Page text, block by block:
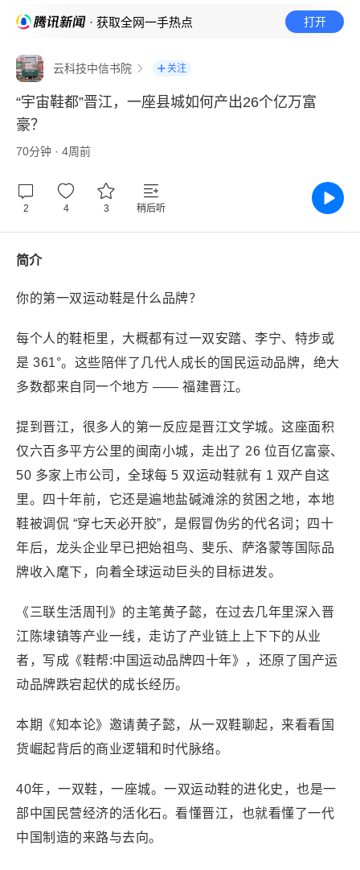
· 获取全网一手热点 打开
云科技中信书院 关注
“宇宙鞋都”晋江，一座县城如何产出26个亿万富
豪？
70分钟 · 4周前
2 4 3 稍后听
简介
你的第一双运动鞋是什么品牌？
每个人的鞋柜里，大概都有过一双安踏、李宁、特步或
是 361°。这些陪伴了几代人成长的国民运动品牌，绝大
多数都来自同一个地方 —— 福建晋江。
提到晋江，很多人的第一反应是晋江文学城。这座面积
仅六百多平方公里的闽南小城，走出了 26 位百亿富豪、
50 多家上市公司，全球每 5 双运动鞋就有 1 双产自这
里。四十年前，它还是遍地盐碱滩涂的贫困之地，本地
鞋被调侃 “穿七天必开胶”，是假冒伪劣的代名词；四十
年后，龙头企业早已把始祖鸟、斐乐、萨洛蒙等国际品
牌收入麾下，向着全球运动巨头的目标进发。
《三联生活周刊》的主笔黄子懿，在过去几年里深入晋
江陈埭镇等产业一线，走访了产业链上上下下的从业
者，写成《鞋帮:中国运动品牌四十年》，还原了国产运
动品牌跌宕起伏的成长经历。
本期《知本论》邀请黄子懿，从一双鞋聊起，来看看国
货崛起背后的商业逻辑和时代脉络。
40年，一双鞋，一座城。一双运动鞋的进化史，也是一
部中国民营经济的活化石。看懂晋江，也就看懂了一代
中国制造的来路与去向。